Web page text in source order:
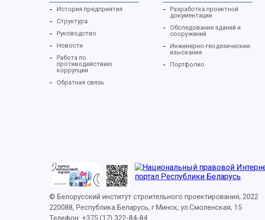
История предприятия
Cтруктура
Руководство
Новости
Работа по
противодействию
коррупции
Обратная связь
Разработка проектной
документации
Обследование зданий и
сооружений
Инженерно-геодезические
изыскания
Портфолио
© Белорусский институт строительного проектирования, 2022
220088, Республика Беларусь, г.Минск, ул.Смоленская, 15
Телефон: +375 (17) 322-84-84